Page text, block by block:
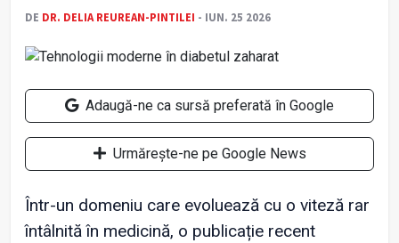
copilului
aniversar
DE DR. DELIA REUREAN-PINTILEI - IUN. 25 2026
Adaugă-ne ca sursă preferată în Google
Urmărește-ne pe Google News
Într-un domeniu care evoluează cu o viteză rar
întâlnită în medicină, o publicație recent